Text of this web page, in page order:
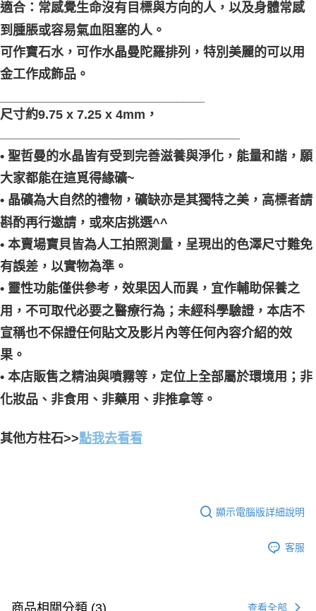
適合：常感覺生命沒有目標與方向的人，以及身體常感
到腫脹或容易氣血阻塞的人。
可作寶石水，可作水晶曼陀羅排列，特別美麗的可以用
金工作成飾品。
尺寸約9.75 x 7.25 x 4mm，
• 聖哲曼的水晶皆有受到完善滋養與淨化，能量和諧，願
大家都能在這覓得緣礦~
• 晶礦為大自然的禮物，礦缺亦是其獨特之美，高標者請
斟酌再行邀請，或來店挑選^^
• 本賣場寶貝皆為人工拍照測量，呈現出的色澤尺寸難免
有誤差，以實物為準。
• 靈性功能僅供參考，效果因人而異，宜作輔助保養之
用，不可取代必要之醫療行為；未經科學驗證，本店不
宣稱也不保證任何貼文及影片內等任何內容介紹的效
果。
• 本店販售之精油與噴霧等，定位上全部屬於環境用；非
化妝品、非食用、非藥用、非推拿等。
其他方柱石>>點我去看看
顯示電腦版詳細說明
客服
商品相關分類 (3) 查看全部